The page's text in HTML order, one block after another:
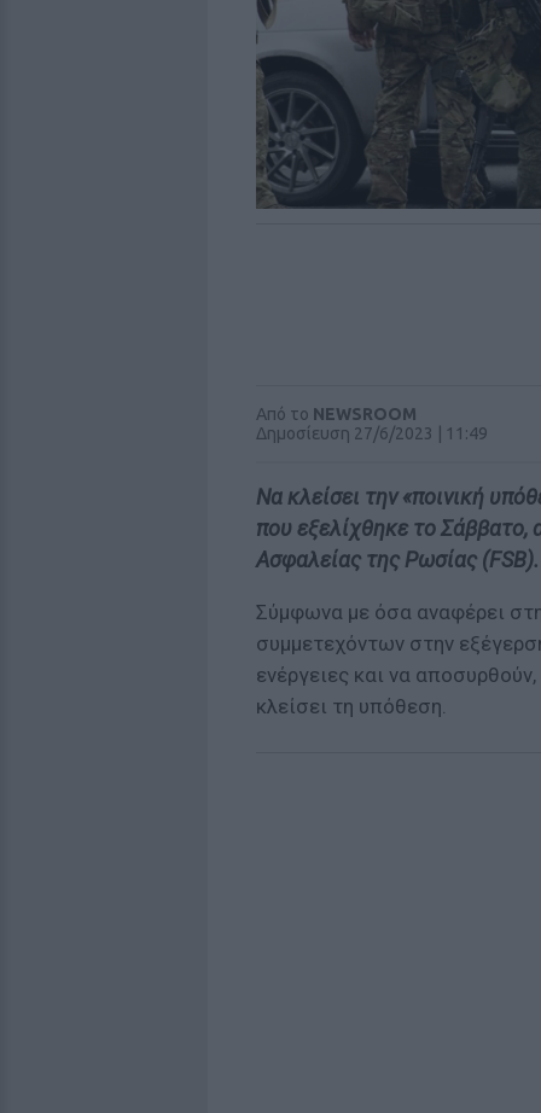
Από το NEWSROOM
Δημοσίευση 27/6/2023 | 11:49
Να κλείσει την «ποινική
που εξελίχθηκε το
Ασφαλείας της Ρωσίας (FSB).
Σύμφωνα με όσα αναφέρει
συμμετεχόντων στην
ενέργειες και να
κλείσει τη υπόθεση.